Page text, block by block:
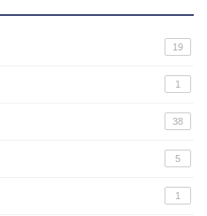
19
1
38
5
1